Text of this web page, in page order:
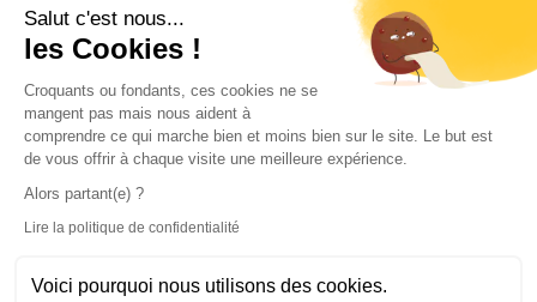
Salut c'est nous...
les Cookies !
Plateforme de Gestion du
Croquants ou fondants, ces cookies ne se
mangent pas mais nous aident à
comprendre ce qui marche bien et moins bien sur le site. Le but est
de vous offrir à chaque visite une meilleure expérience.
Alors partant(e) ?
Lire la politique de confidentialité
Voici pourquoi nous utilisons des cookies.
Axeptio consent
6
km
Buchelay - Fermé
Centre commercial Mon Beau Buchelay
78200 Buchelay
Fermé aujourd'hui
01 30 94 18 21
Définir comme magasin préféré